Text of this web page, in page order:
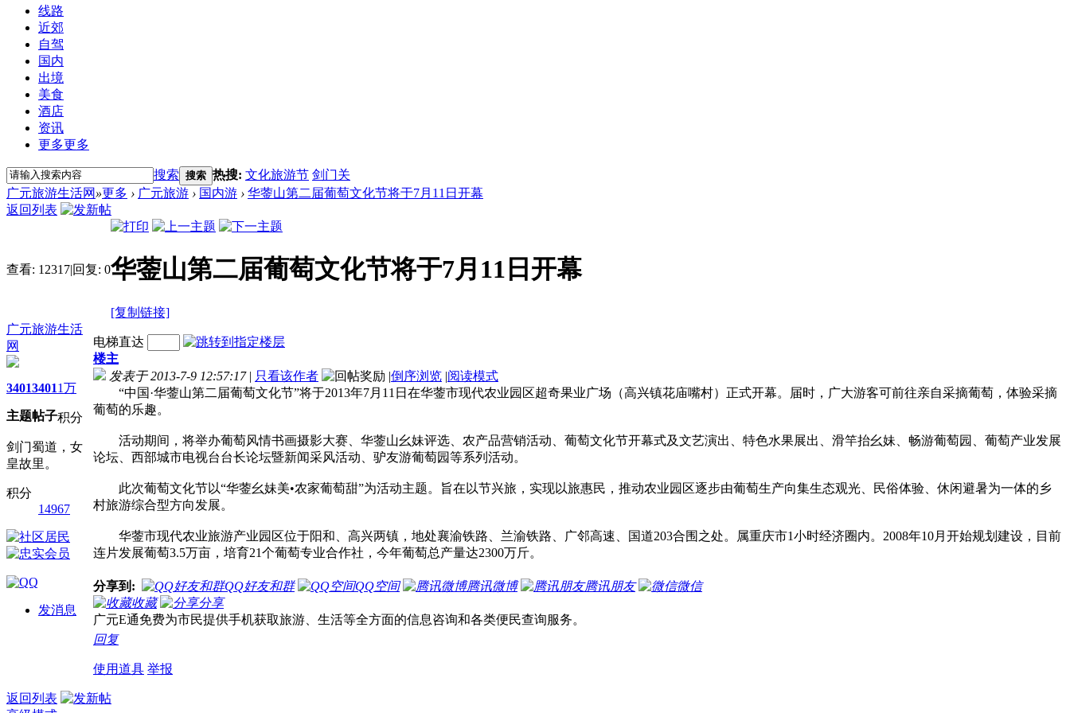
线路
近郊
自驾
国内
出境
美食
酒店
资讯
更多更多
搜索 搜索 热搜: 文化旅游节 剑门关
广元旅游生活网 »更多 › 广元旅游 › 国内游 › 华蓥山第二届葡萄文化节将于7月11日开幕
返回列表
查看: 12317|回复: 0华蓥山第二届葡萄文化节将于7月11日开幕
[复制链接]
广元旅游生活
网
3401
主题
3401
帖子
1万
积分
剑门蜀道，女
皇故里。
积分
14967
发消息
电梯直达
楼主
发表于 2013-7-9 12:57:17 | 只看该作者 |倒序浏览 |阅读模式
“中国·华蓥山第二届葡萄文化节”将于2013年7月11日在华蓥市现代农业园区超奇果业广场（高兴镇花庙嘴村）正式开幕。届时，广大游客可前往亲自采摘葡萄，体验采摘
葡萄的乐趣。
活动期间，将举办葡萄风情书画摄影大赛、华蓥山幺妹评选、农产品营销活动、葡萄文化节开幕式及文艺演出、特色水果展出、滑竿抬幺妹、畅游葡萄园、葡萄产业发展
论坛、西部城市电视台台长论坛暨新闻采风活动、驴友游葡萄园等系列活动。
此次葡萄文化节以“华蓥幺妹美•农家葡萄甜”为活动主题。旨在以节兴旅，实现以旅惠民，推动农业园区逐步由葡萄生产向集生态观光、民俗体验、休闲避暑为一体的乡
村旅游综合型方向发展。
华蓥市现代农业旅游产业园区位于阳和、高兴两镇，地处襄渝铁路、兰渝铁路、广邻高速、国道203合围之处。属重庆市1小时经济圈内。2008年10月开始规划建设，目前
连片发展葡萄3.5万亩，培育21个葡萄专业合作社，今年葡萄总产量达2300万斤。
分享到: QQ好友和群 QQ空间 腾讯微博 腾讯朋友
微信
收藏
分享
广元E通免费为市民提供手机获取旅游、生活等全方面的信息咨询和各类便民查询服务。
回复
使用道具 举报
返回列表